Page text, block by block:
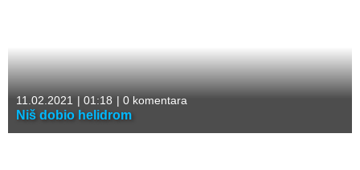
11.02.2021 | 01:18 | 0 komentara
Niš dobio helidrom